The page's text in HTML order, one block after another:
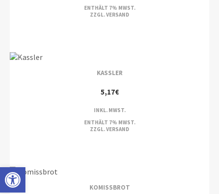
Open toolbar
ENTHÄLT 7% MWST.
ZZGL.VERSAND
KASSLER
5,17€
INKL. MWST.
ENTHÄLT 7% MWST.
ZZGL.VERSAND
KOMISSBROT